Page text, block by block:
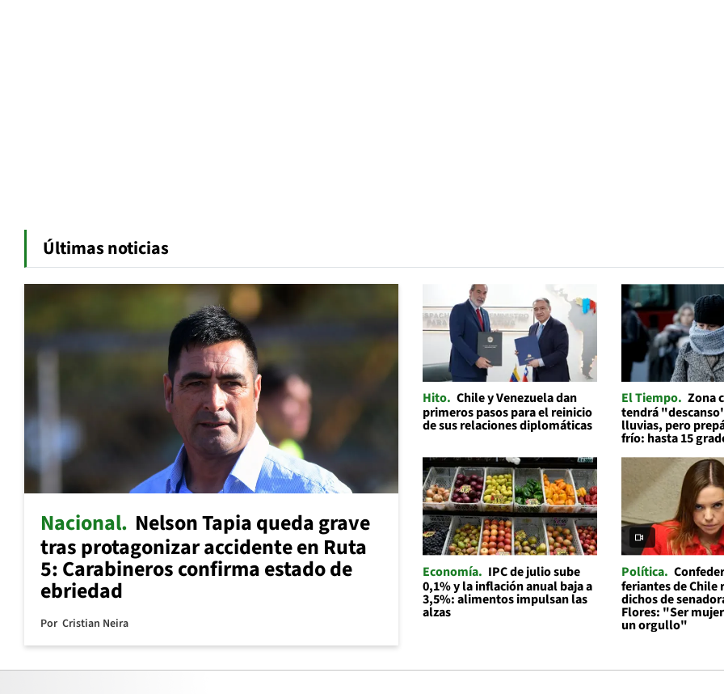
Últimas noticias
Nacional Nelson Tapia queda grave
tras protagonizar accidente en Ruta
5: Carabineros confirma estado de
ebriedad
Por Cristian Neira
Hito Chile y Venezuela dan
primeros pasos para el reinicio
de sus relaciones diplomáticas
El Tiempo Zona
tendrá
lluvias, pero
frío: hasta 15
Economía
IPC de julio sube
0,1% y la inflación anual baja a
3,5%: alimentos impulsan las
alzas
Política
feriantes de Chile
dichos de
Flores: "Ser
un orgullo"